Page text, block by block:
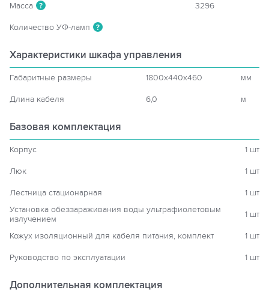
Масса ? 3296
Количество УФ-ламп ?
Характеристики шкафа управления
Габаритные размеры 1800x440x460 мм
Длина кабеля 6,0 м
Базовая комплектация
Корпус 1 шт
Люк 1 шт
Лестница стационарная
1 шт
Установка обеззараживания воды ультрафиолетовым
излучением
1 шт
Кожух изоляционный для кабеля питания, комплект 1 шт
Руководство по эксплуатации 1 шт
Дополнительная комплектация